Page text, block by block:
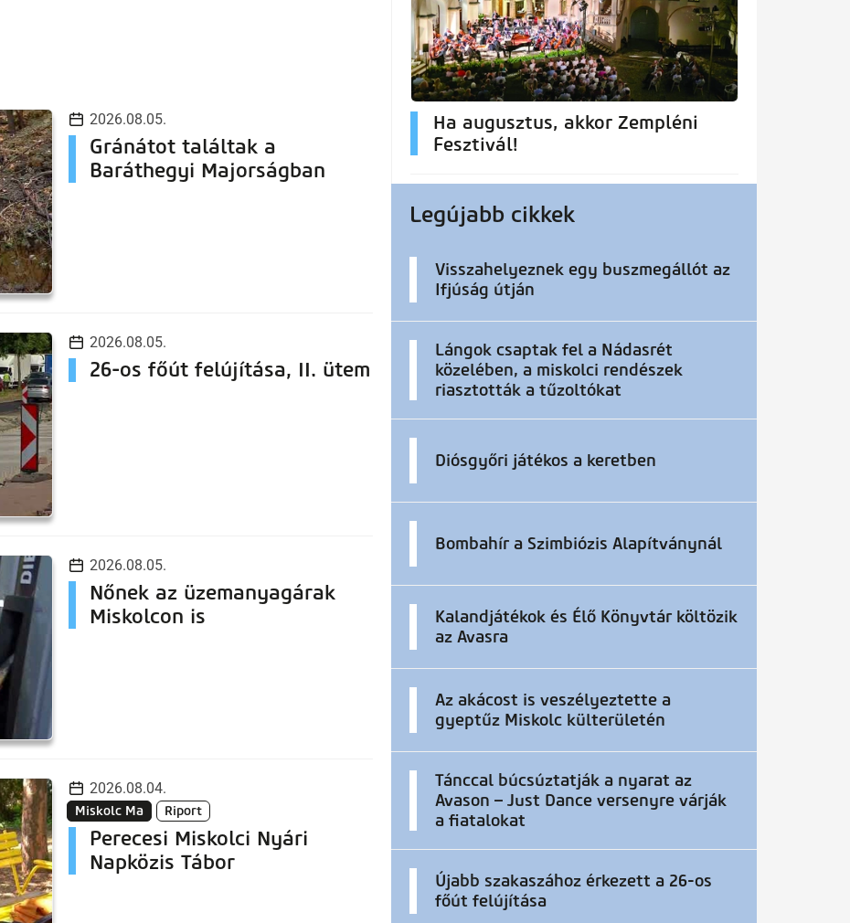
2026.08.05.
Gránátot találtak a
Baráthegyi Majorságban
2026.08.05.
26-os főút felújítása, II. ütem
2026.08.05.
Nőnek az üzemanyagárak
Miskolcon is
2026.08.04.
Miskolc Ma Riport
Perecesi Miskolci Nyári
Napközis Tábor
Ha augusztus, akkor Zempléni
Fesztivál!
Legújabb cikkek
Visszahelyeznek egy buszmegállót az
Ifjúság útján
Lángok csaptak fel a Nádasrét
közelében, a miskolci rendészek
riasztották a tűzoltókat
Diósgyőri játékos a keretben
Bombahír a Szimbiózis Alapítványnál
Kalandjátékok és Élő Könyvtár költözik
az Avasra
Az akácost is veszélyeztette a
gyeptűz Miskolc külterületén
Tánccal búcsúztatják a nyarat az
Avason – Just Dance versenyre várják
a fiatalokat
Újabb szakaszához érkezett a 26-os
főút felújítása